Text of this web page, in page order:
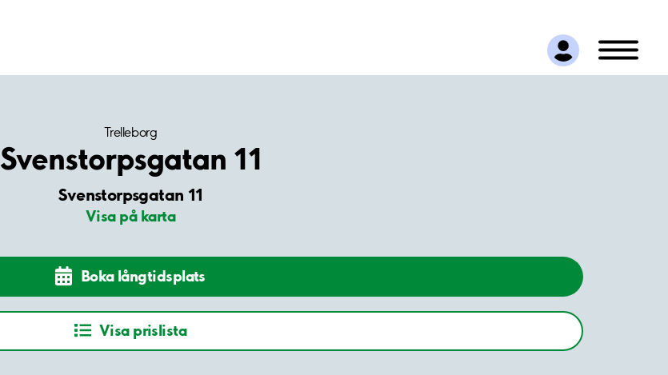
Trelleborg
Svenstorpsgatan 11
Svenstorpsgatan 11
Visa på karta
Boka långtidsplats
Visa prislista